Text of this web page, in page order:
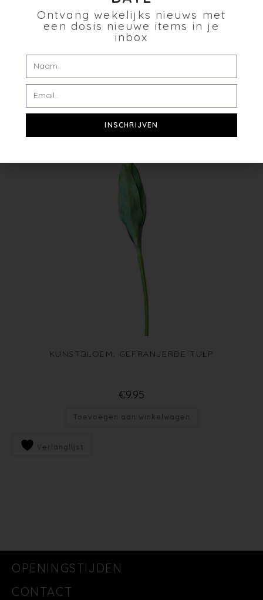
€9.95
Verlanglijst
KUNSTBLOEM, GEFRANJERDE TULP
€9.95
Toevoegen aan winkelwagen
Verlanglijst
OPENINGSTIJDEN
CONTACT
Ontvang wekelijks nieuws met
een dosis nieuwe items in je
inbox
INSCHRIJVEN